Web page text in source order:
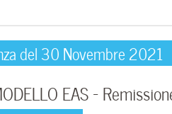
del 30 Novembre 2021
EAS –